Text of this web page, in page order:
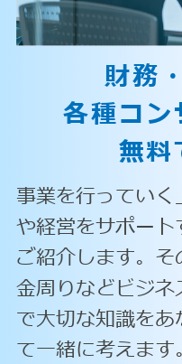
財務
各種コ
無料
事業を行ってい
や経営をサポー
ご紹介します。
金周りなどビジ
で大切な知識を
て一緒に考えます。